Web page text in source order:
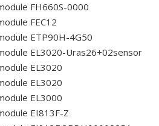
FH660S-0000
FEC12
ETP90H-4G50
EL3020-Uras26+02sensor
EL3020
EL3020
EL3000
EI813F-Z